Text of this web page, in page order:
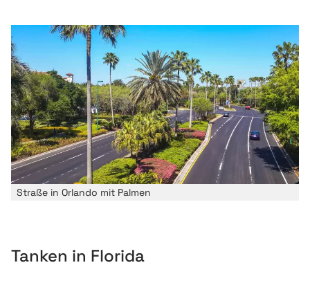
Straße in Orlando mit Palmen
Tanken in Florida